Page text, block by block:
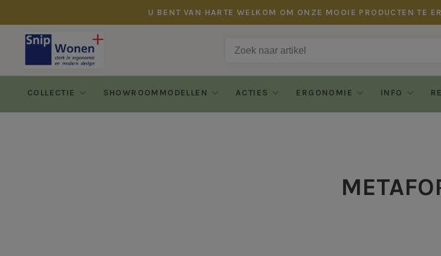
U BENT VAN HARTE WELKOM OM ONZE MOOIE PRODUCTEN TE
COLLECTIE SHOWROOMMODELLEN ACTIES ERGONOMIE INFO